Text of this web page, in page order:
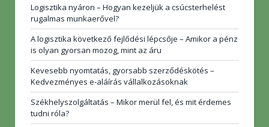
Logisztika nyáron – Hogyan kezeljük a csúcsterhelést
rugalmas munkaerővel?
A logisztika következő fejlődési lépcsője – Amikor a pénz
is olyan gyorsan mozog, mint az áru
Kevesebb nyomtatás, gyorsabb szerződéskötés –
Kedvezményes e-aláírás vállalkozásoknak
Székhelyszolgáltatás – Mikor merül fel, és mit érdemes
tudni róla?